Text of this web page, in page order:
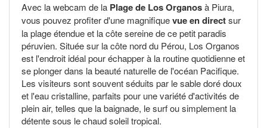
Avec la webcam de la Plage de Los Organosà Piura,
vous pouvez profiter d'une magnifiquevue en directsur
la plage étendue et la côte sereine de ce petit paradis
péruvien. Située sur la côte nord du Pérou, Los Organos
est l'endroit idéal pour échapper à la routine quotidienne et
se plonger dans la beauté naturelle de l'océan Pacifique.
Les visiteurs sont souvent séduits par le sable doré doux
et l'eau cristalline, parfaits pour une variété d'activités de
plein air, telles que la baignade, le surf ou simplement la
détente sous le chaud soleil tropical.